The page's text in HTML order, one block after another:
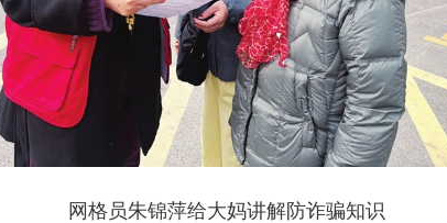
网格员朱锦萍给大妈讲解防诈骗知识